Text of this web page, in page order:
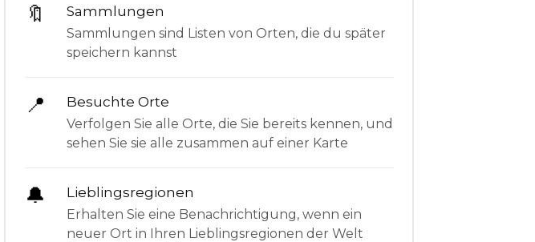
🔖 Sammlungen
Sammlungen sind Listen von Orten, die du später
speichern kannst
📍 Besuchte Orte
Verfolgen Sie alle Orte, die Sie bereits kennen, und
sehen Sie sie alle zusammen auf einer Karte
🔔 Lieblingsregionen
Erhalten Sie eine Benachrichtigung, wenn ein
neuer Ort in Ihren Lieblingsregionen der Welt